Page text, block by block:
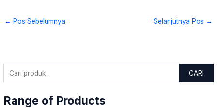
CARI
Range of Products
← Pos Sebelumnya Selanjutnya Pos →